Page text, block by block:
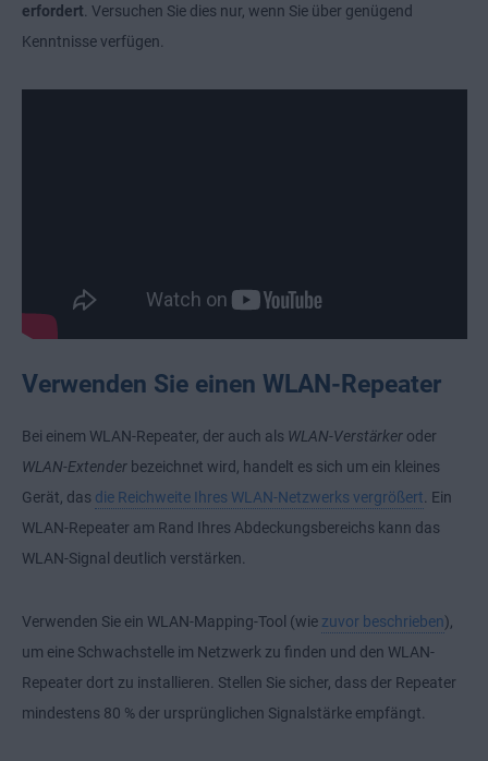
erfordert . Versuchen Sie dies nur, wenn Sie über genügend
Kenntnisse verfügen.
Verwenden Sie einen WLAN-Repeater
Bei einem WLAN-Repeater, der auch als WLAN-Verstärker oder
WLAN-Extender bezeichnet wird, handelt es sich um ein kleines
Gerät, das die Reichweite Ihres WLAN-Netzwerks vergrößert . Ein
WLAN-Repeater am Rand Ihres Abdeckungsbereichs kann das
WLAN-Signal deutlich verstärken.
Verwenden Sie ein WLAN-Mapping-Tool (wie zuvor beschrieben),
um eine Schwachstelle im Netzwerk zu finden und den WLAN-
Repeater dort zu installieren. Stellen Sie sicher, dass der Repeater
mindestens 80 % der ursprünglichen Signalstärke empfängt.